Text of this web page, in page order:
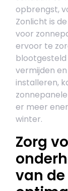
opbrengst,
Zonlicht is
voor
ervoor te
blootgesteld
vermijden
installeren,
er meer
winter.
Zorg
van